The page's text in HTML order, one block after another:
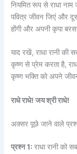
नियमित रूप से राधा
पवित्र जीवन जिएं और
होंगी और अपनी कृपा
याद रखें, राधा रानी
कृष्ण से प्रेम करता है,
कृष्ण भक्ति को अपने
राधे राधे! जय श्री राधे!
अक्सर पूछे जाने वाले
प्रश्न 1: राधा रानी को